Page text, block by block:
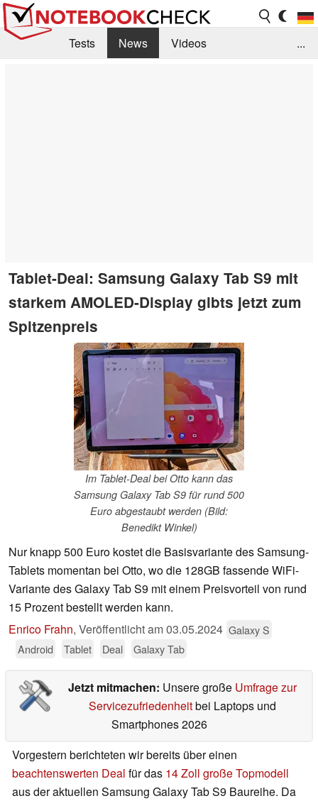
Tests News
Videos
...
Tablet-Deal: Samsung Galaxy Tab S9 mit
starkem AMOLED-Display gibts jetzt zum
Spitzenpreis
Im Tablet-Deal bei Otto kann das
Samsung Galaxy Tab S9 für rund 500
Euro abgestaubt werden (Bild:
Benedikt Winkel)
Nur knapp 500 Euro kostet die Basisvariante des Samsung-
Tablets momentan bei Otto, wo die 128GB fassende WiFi-
Variante des Galaxy Tab S9 mit einem Preisvorteil von rund
15 Prozent bestellt werden kann.
Enrico Frahn, Veröffentlicht am03.05.2024 Galaxy S
Android
Tablet Deal Galaxy Tab
Jetzt mitmachen: Unsere große Umfrage zur
Servicezufriedenheitbei Laptops und
Smartphones 2026
Vorgestern berichteten wir bereits über einen
beachtenswerten Deal für das 14 Zoll große Topmodell
aus der aktuellen Samsung Galaxy Tab S9 Baureihe. Da